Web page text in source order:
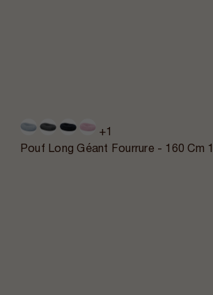
+1
Pouf Long Géant Fourrure - 160 Cm